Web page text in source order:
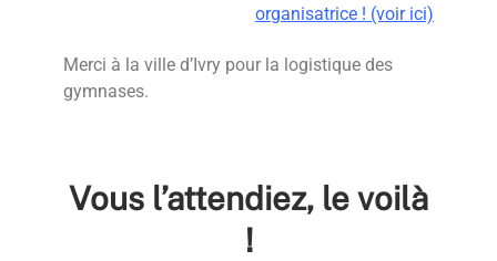
organisatrice ! (voir ici)
Merci à la ville d’Ivry pour la logistique des
gymnases.
Vous l’attendiez, le voilà
!